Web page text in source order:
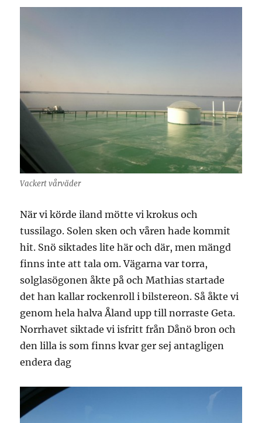
Vackert vårväder
När vi körde iland mötte vi krokus och
tussilago. Solen sken och våren hade kommit
hit. Snö siktades lite här och där, men mängd
finns inte att tala om. Vägarna var torra,
solglasögonen åkte på och Mathias startade
det han kallar rockenroll i bilstereon. Så åkte vi
genom hela halva Åland upp till norraste Geta.
Norrhavet siktade vi isfritt från Dånö bron och
den lilla is som finns kvar ger sej antagligen
endera dag